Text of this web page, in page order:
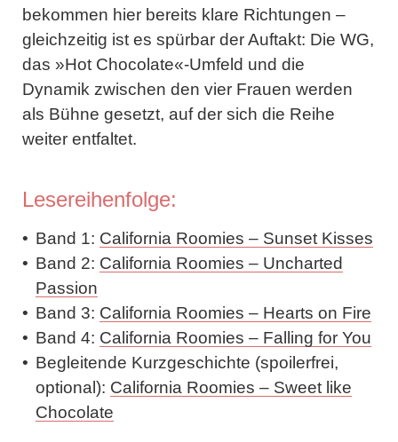
bekommen hier bereits klare Richtungen –
gleichzeitig ist es spürbar der Auftakt: Die WG,
das »Hot Chocolate«-Umfeld und die
Dynamik zwischen den vier Frauen werden
als Bühne gesetzt, auf der sich die Reihe
weiter entfaltet.
Lesereihenfolge:
Band 1: California Roomies – Sunset Kisses
Band 2: California Roomies – Uncharted
Passion
Band 3: California Roomies – Hearts on Fire
Band 4: California Roomies – Falling for You
Begleitende Kurzgeschichte (spoilerfrei,
optional): California Roomies – Sweet like
Chocolate